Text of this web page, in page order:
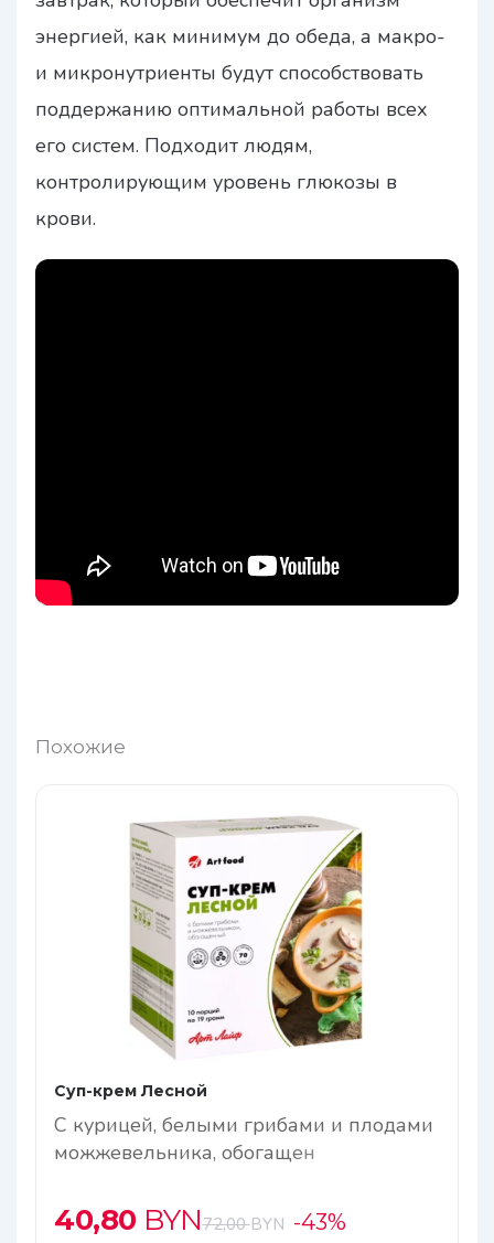
энергией, как минимум до обеда, а макро-
и микронутриенты будут способствовать
поддержанию оптимальной работы всех
его систем. Подходит людям,
контролирующим уровень глюкозы в
крови.
Похожие
Суп-крем Лесной
С курицей, белыми грибами и плодами
можжевельника, обогащен
40,80 BYN72,00BYN -43%